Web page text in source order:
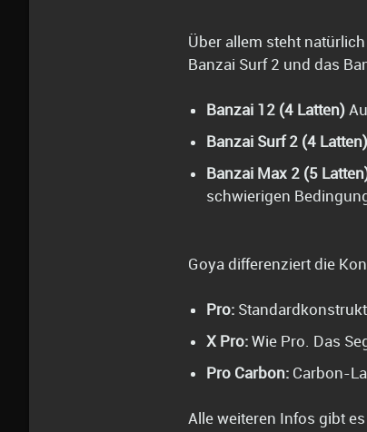
Über allem steht
Banzai Surf 2 und das
Banzai 12 (4 Latten)
Banzai Surf 2 (4 Latten)
Banzai Max 2 (5
schwierigen
Goya differenziert die
Pro:
X Pro: Wie Pro. Das
Pro Carbon: Carbon-
Alle weiteren Infos gibt